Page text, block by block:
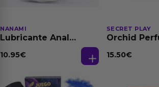
NANAMI
Lubricante Anal
Dilatación Base Agua
10.95€
SECRET PLAY
Orchid
Feromonas
15.50€